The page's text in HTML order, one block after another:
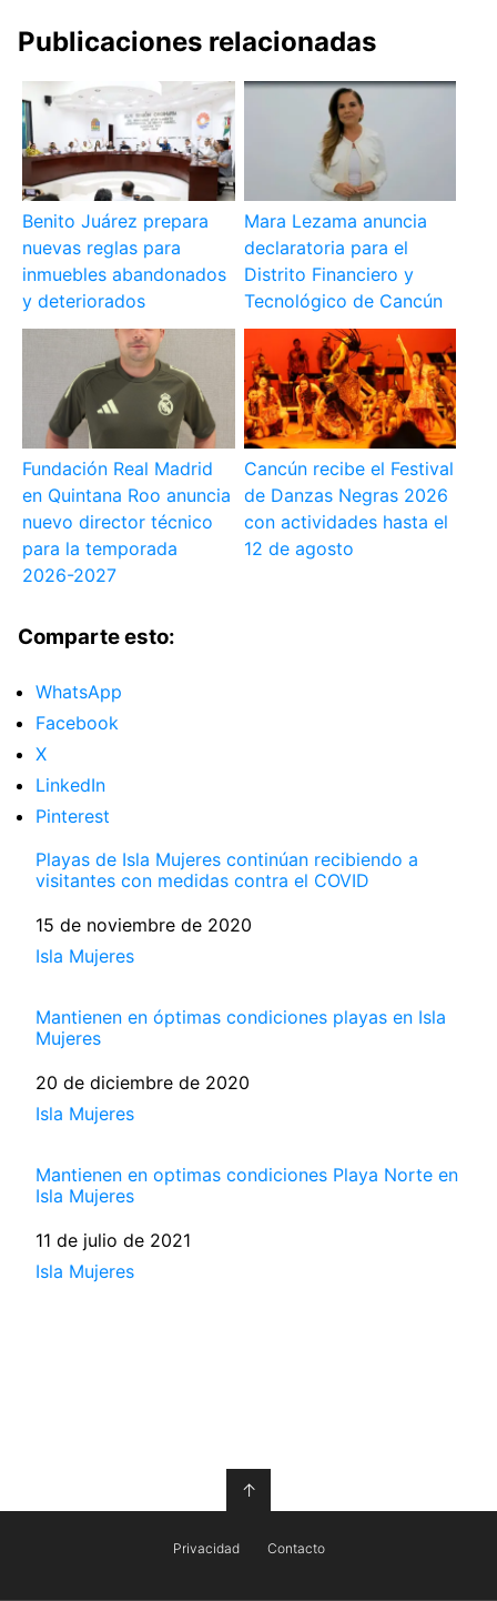
Publicaciones relacionadas
Benito Juárez prepara
nuevas reglas para
inmuebles abandonados
y deteriorados
Mara Lezama anuncia
declaratoria para el
Distrito Financiero y
Tecnológico de Cancún
Fundación Real Madrid
en Quintana Roo anuncia
nuevo director técnico
para la temporada
2026-2027
Cancún recibe el Festival
de Danzas Negras 2026
con actividades hasta el
12 de agosto
Comparte esto:
WhatsApp
Facebook
X
LinkedIn
Pinterest
Playas de Isla Mujeres continúan recibiendo a
visitantes con medidas contra el COVID
Fecha
15 de noviembre de 2020
Respecto a
Isla Mujeres
Mantienen en óptimas condiciones playas en Isla
Mujeres
Fecha
20 de diciembre de 2020
Respecto a
Isla Mujeres
Mantienen en optimas condiciones Playa Norte en
Isla Mujeres
Fecha
11 de julio de 2021
Respecto a
Isla Mujeres
↑
Privacidad Contacto